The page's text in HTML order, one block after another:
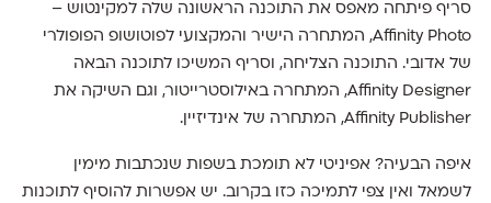
סריף פיתחה מאפס את התוכנה הראשונה שלה למקינטוש –
Affinity Photo, המתחרה הישיר והמקצועי לפוטושופ הפופולרי
של אדובי. התוכנה הצליחה, וסריף המשיכו לתוכנה הבאה
Affinity Designer, המתחרה באילוסטרייטור, וגם השיקה את
Affinity Publisher, המתחרה של אינדיזיין.
איפה הבעיה? אפיניטי לא תומכת בשפות שנכתבות מימין
לשמאל ואין צפי לתמיכה כזו בקרוב. יש אפשרות להוסיף לתוכנות